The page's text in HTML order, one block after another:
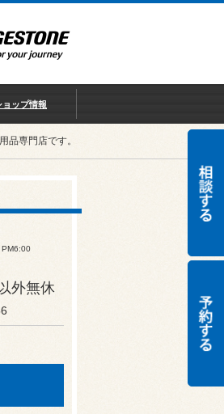
ョップ情報
品専門店です。
PM6:00
外無休